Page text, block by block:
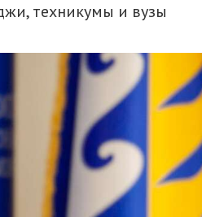
техникумы и вузы